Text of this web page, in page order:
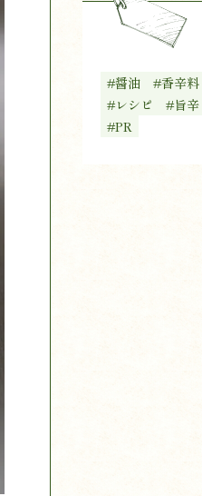
#醤油 #香辛料
#レシピ
#旨辛
#PR